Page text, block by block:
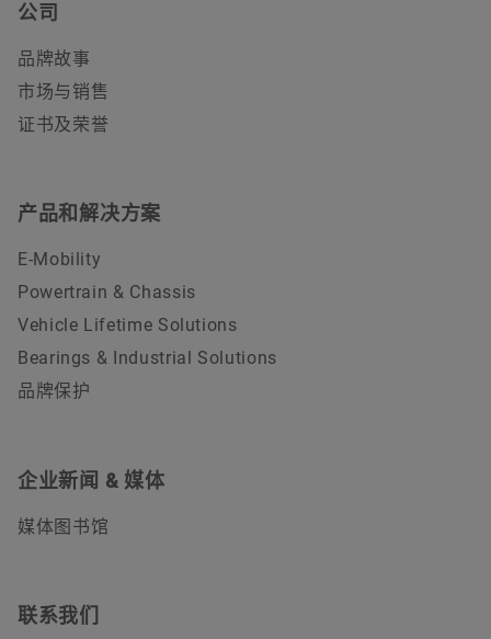
公司
品牌故事
市场与销售
证书及荣誉
产品和解决方案
E-Mobility
Powertrain & Chassis
Vehicle Lifetime Solutions
Bearings & Industrial Solutions
品牌保护
企业新闻 & 媒体
媒体图书馆
联系我们